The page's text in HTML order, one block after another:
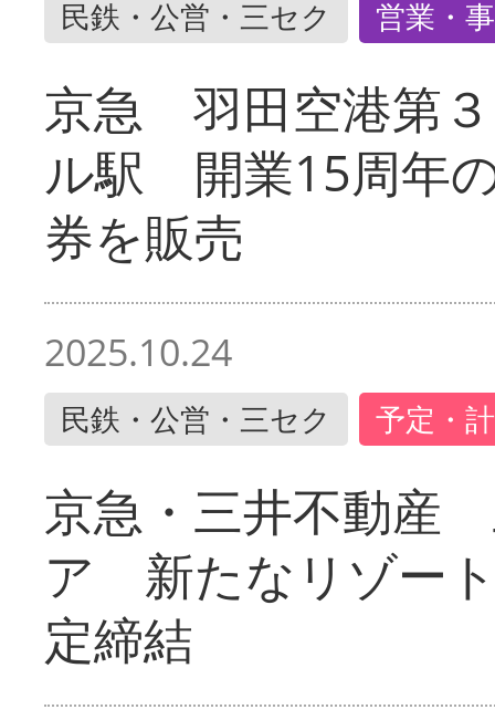
民鉄・公営・三セク 営業・
京急 羽田空港第
ル駅 開業15周年
券を販売
2025.10.24
民鉄・公営・三セク 予定・
京急・三井不動産
ア 新たなリゾー
定締結